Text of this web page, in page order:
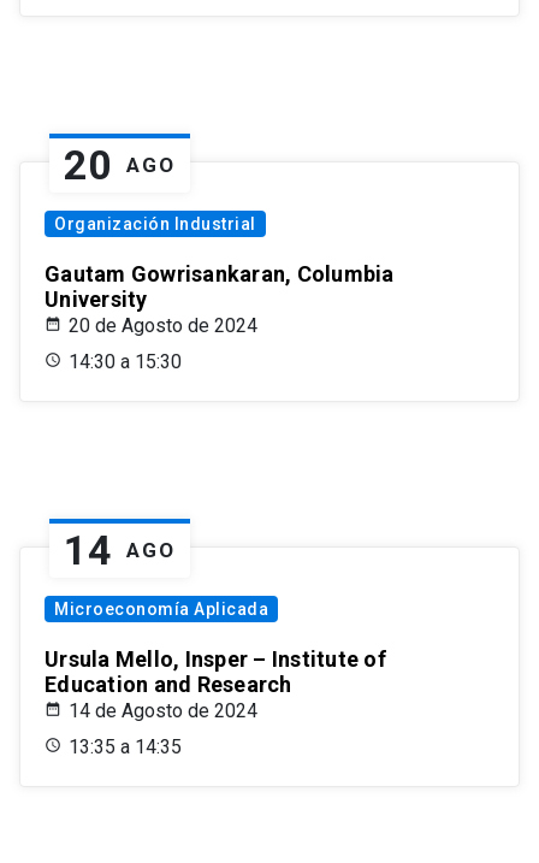
20 AGO
Organización Industrial
Gautam Gowrisankaran, Columbia
University
20 de Agosto de 2024
14:30 a 15:30
14 AGO
Microeconomía Aplicada
Ursula Mello, Insper – Institute of
Education and Research
14 de Agosto de 2024
13:35 a 14:35